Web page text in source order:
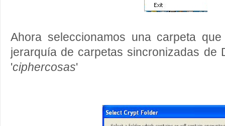
Ahora seleccionamos una carpeta
jerarquía de carpetas sincronizadas de
'ciphercosas'